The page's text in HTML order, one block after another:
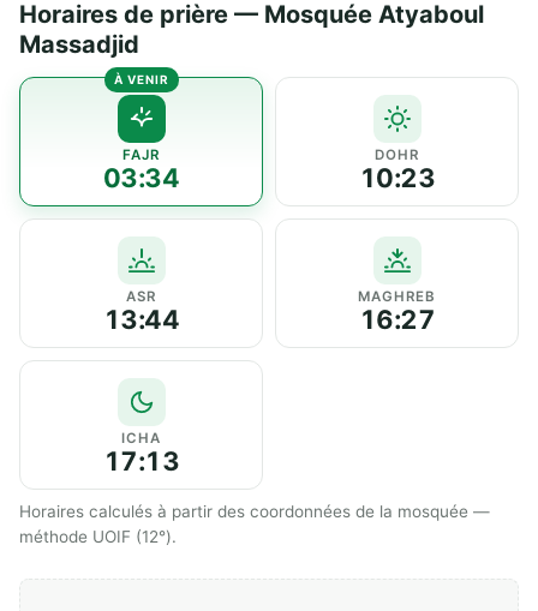
Horaires de prière — Mosquée Atyaboul
Massadjid
FAJR
03:34
DOHR
10:23
ASR
13:44
MAGHREB
16:27
ICHA
17:13
Horaires calculés à partir des coordonnées de la mosquée —
méthode UOIF (12°).